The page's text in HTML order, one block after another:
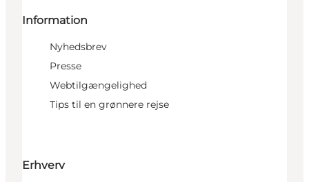
Information
Nyhedsbrev
Presse
Webtilgængelighed
Tips til en grønnere rejse
Erhverv